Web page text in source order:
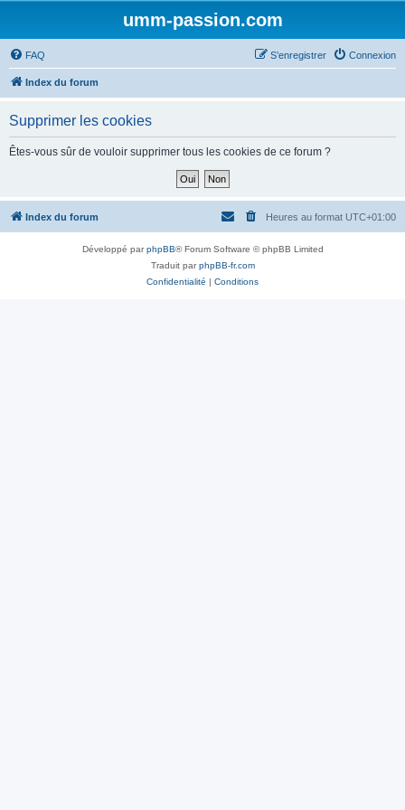
umm-passion.com
FAQ Connexion
S’enregistrer
Index du forum
Supprimer les cookies
Êtes-vous sûr de vouloir supprimer tous les cookies de ce forum ?
Index du forum Heures au format UTC+01:00
Développé parphpBB® Forum Software © phpBB Limited
Traduit parphpBB-fr.com
Confidentialité | Conditions